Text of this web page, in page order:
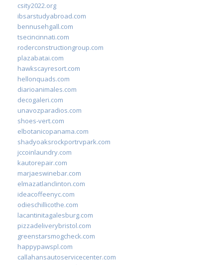
csity2022.org
ibsarstudyabroad.com
bennusehgall.com
tsecincinnati.com
roderconstructiongroup.com
plazabatai.com
hawkscayresort.com
hellonquads.com
diarioanimales.com
decogaleri.com
unavozparadios.com
shoes-vert.com
elbotanicopanama.com
shadyoaksrockportrvpark.com
jccoinlaundry.com
kautorepair.com
marjaeswinebar.com
elmazatlanclinton.com
ideacoffeenyc.com
odieschillicothe.com
lacantinitagalesburg.com
pizzadeliverybristol.com
greenstarsmogcheck.com
happypawspl.com
callahansautoservicecenter.com